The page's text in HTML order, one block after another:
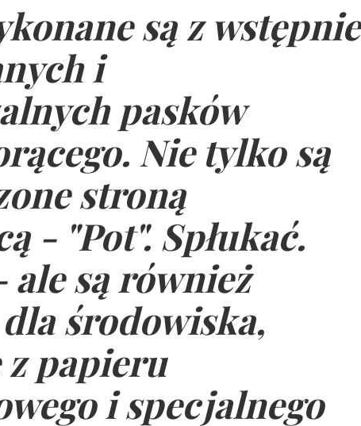
są z wstępnie
i
pasków
Nie tylko są
stroną
- "Pot". Spłukać.
są również
środowiska,
papieru
i specjalnego